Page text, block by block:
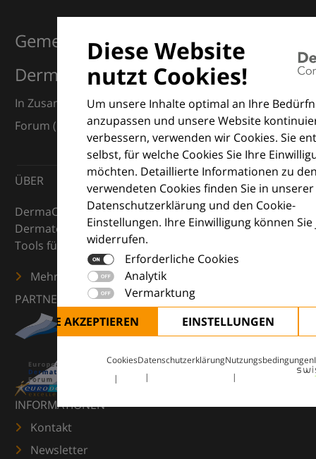
Diese Website
nutzt Cookies!
Um unsere Inhalte optimal an Ihre
anzupassen und unsere Website
verbessern, verwenden wir Cookies. Sie
selbst, für welche Cookies Sie Ihre
möchten. Detaillierte Informationen zu
verwendeten Cookies finden Sie in unserer
Datenschutzerklärung und den Cookie-
Einstellungen. Ihre Einwilligung können
widerrufen.
Erforderliche Cookies
Analytik
Vermarktung
ALLE AKZEPTIEREN
EINSTELLUNGEN
CookiesDatenschutzerklärungNutzungsbedingungen
Gemeinsam für Exzellenz in der
Dermatologie
In Zusammenarbeit mit dem European Dermatology
Forum (EDF) und Euroderm Excellence
ÜBER
DermaCompass ist Ihr digitaler Kompass für die
Dermatologie – mit Wissen, Bildern und praktischen
Tools für den klinischen Alltag.
Mehr erfahren
PARTNER
INFORMATIONEN
Kontakt
Newsletter